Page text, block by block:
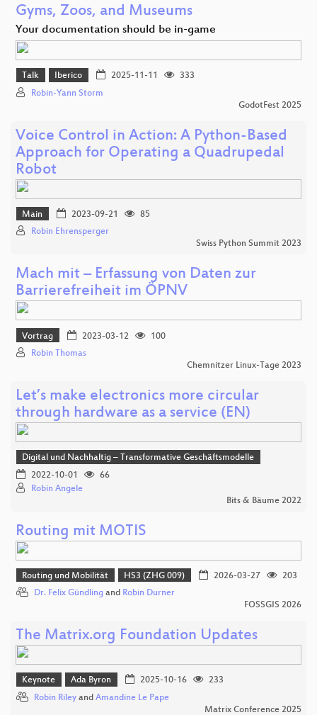
Gyms, Zoos, and Museums
Your documentation should be in-game
Talk Iberico 2025-11-11
333
Robin-Yann Storm
GodotFest 2025
Voice Control in Action: A Python-Based
Approach for Operating a Quadrupedal
Robot
Main 2023-09-21
85
Robin Ehrensperger
Swiss Python Summit 2023
Mach mit – Erfassung von Daten zur
Barrierefreiheit im ÖPNV
Vortrag 2023-03-12
100
Robin Thomas
Chemnitzer Linux-Tage 2023
Let’s make electronics more circular
through hardware as a service (EN)
Digital und Nachhaltig – Transformative Geschäftsmodelle
2022-10-01
66
Robin Angele
Bits & Bäume 2022
Routing mit MOTIS
Routing und Mobilität HS3 (ZHG 009) 2026-03-27
203
Dr. Felix Gündling and Robin Durner
FOSSGIS 2026
The Matrix.org Foundation Updates
Keynote Ada Byron 2025-10-16
233
Robin Riley and Amandine Le Pape
Matrix Conference 2025